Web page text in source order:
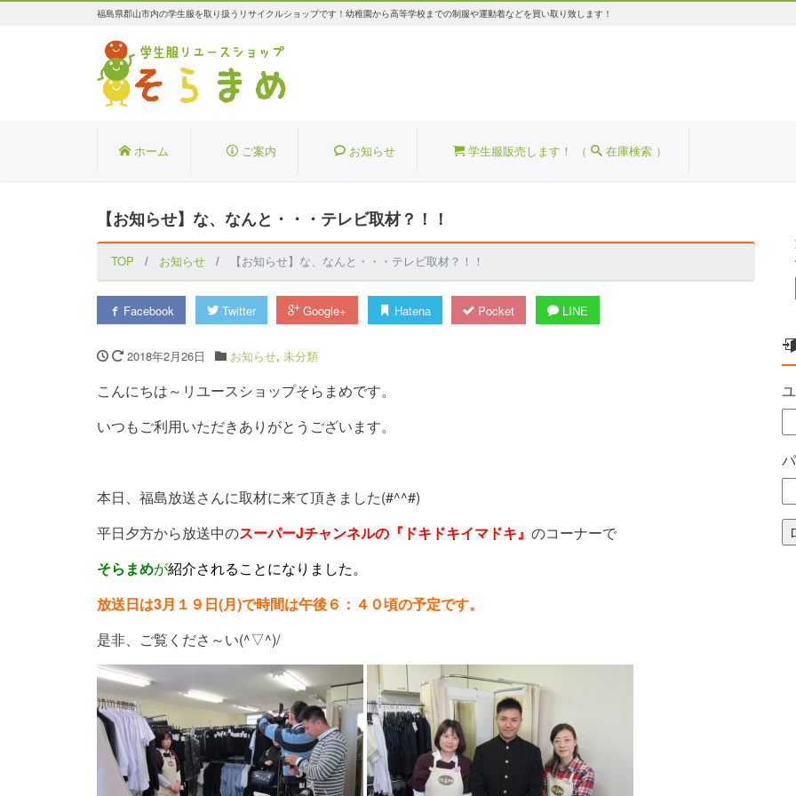
福島県郡山市内の学生服を取り扱うリサイクルショップです！幼稚園から高等学校までの制服や運動着などを買い取り致します！
ホーム ご案内 お知らせ 学生服販売します！ （ 在庫検索 ）
【お知らせ】な、なんと・・・テレビ取材？！！
TOP お知らせ 【お知らせ】な、なんと・・・テレビ取材？！！
Facebook Twitter Google+ Hatena Pocket LINE
2018年2月26日 お知らせ, 未分類
こんにちは～リユースショップそらまめです。
いつもご利用いただきありがとうございます。
本日、福島放送さんに取材に来て頂きました(#^^#)
平日夕方から放送中のスーパーJチャンネルの『ドキドキイマドキ』 のコーナーで
そらまめが紹介されることになりました。
放送日は3月１９日(月)で時間は午後６：４０頃の予定です。
是非、ご覧くださ～い(^▽^)/